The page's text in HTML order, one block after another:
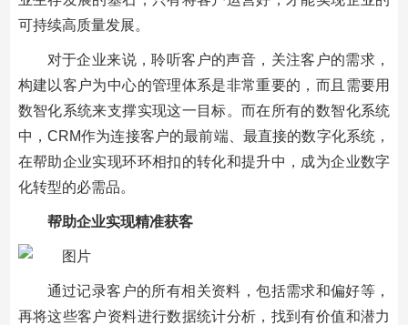
可持续高质量发展。
对于企业来说，聆听客户的声音，关注客户的需求，
构建以客户为中心的管理体系是非常重要的，而且需要用
数智化系统来支撑实现这一目标。而在所有的数智化系统
中，CRM作为连接客户的最前端、最直接的数字化系统，
在帮助企业实现环环相扣的转化和提升中，成为企业数字
化转型的必需品。
帮助企业实现精准获客
通过记录客户的所有相关资料，包括需求和偏好等，
再将这些客户资料进行数据统计分析，找到有价值和潜力